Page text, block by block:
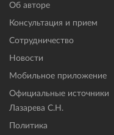
Об авторе
Консультация и прием
Сотрудничество
Новости
Мобильное приложение
Официальные источники
Лазарева С.Н.
Политика